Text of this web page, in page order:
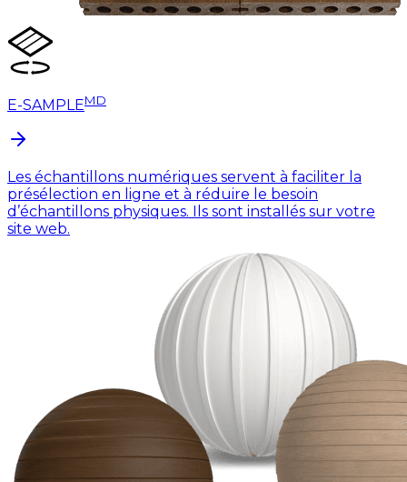
E-SAMPLEMD
Les échantillons numériques servent à faciliter la
présélection en ligne et à réduire le besoin
d’échantillons physiques. Ils sont installés sur votre
site web.